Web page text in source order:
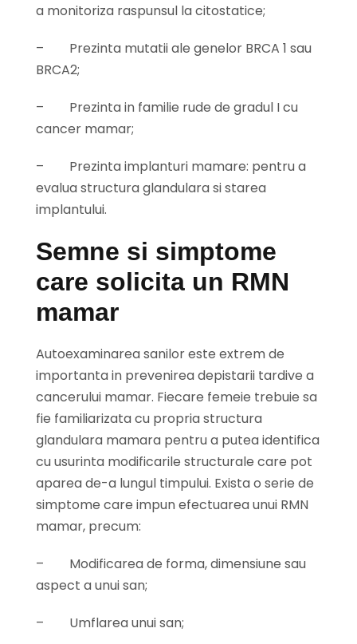
a monitoriza raspunsul la citostatice;
–
Prezinta mutatii ale genelor BRCA 1 sau
BRCA2;
–
Prezinta in familie rude de gradul I cu
cancer mamar;
–
Prezinta implanturi mamare: pentru a
evalua structura glandulara si starea
implantului.
Semne si simptome
care solicita un RMN
mamar
Autoexaminarea sanilor este extrem de
importanta in prevenirea depistarii tardive a
cancerului mamar. Fiecare femeie trebuie sa
fie familiarizata cu propria structura
glandulara mamara pentru a putea identifica
cu usurinta modificarile structurale care pot
aparea de-a lungul timpului. Exista o serie de
simptome care impun efectuarea unui RMN
mamar, precum:
–
Modificarea de forma, dimensiune sau
aspect a unui san;
– Umflarea unui san;